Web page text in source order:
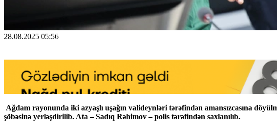
28.08.2025 05:56
Ağdam rayonunda iki azyaşlı uşağın valideynləri tərəfindən amansızcasına
şöbəsinə yerləşdirilib. Ata – Sadıq Rəhimov – polis tərəfindən saxlanılıb.